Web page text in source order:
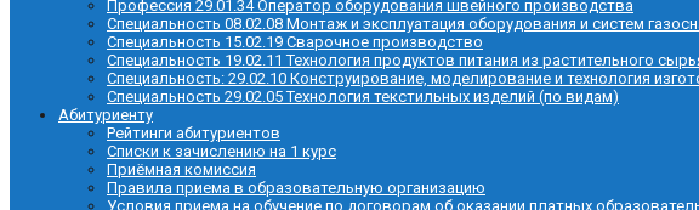
Профессия 29.01.34 Оператор оборудования швейного производства
Специальность 08.02.08 Монтаж и эксплуатация оборудования и систем
Специальность 15.02.19 Сварочное производство
Специальность 19.02.11 Технология продуктов питания из растительного
Специальность: 29.02.10 Конструирование, моделирование и технология
Специальность 29.02.05 Технология текстильных изделий (по видам)
Абитуриенту
Рейтинги абитуриентов
Списки к зачислению на 1 курс
Приёмная комиссия
Правила приема в образовательную организацию
Условия приема на обучение по договорам об оказании платных